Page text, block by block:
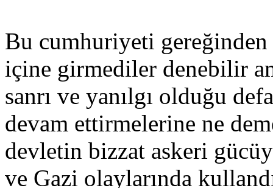
Bu cumhuriyeti gereğinden
içine girmediler denebilir
sanrı ve yanılgı olduğu
devam ettirmelerine ne
devletin bizzat askeri
ve Gazi olaylarında